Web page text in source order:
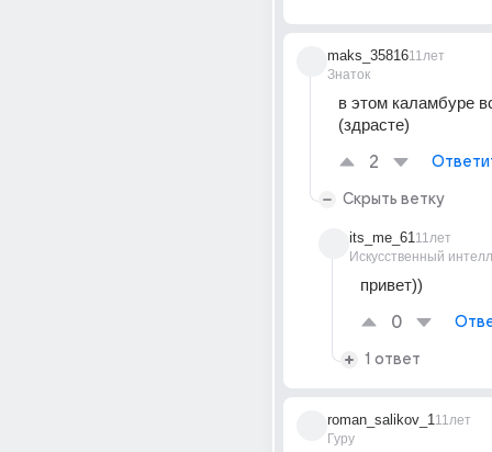
maks_35816
Знаток
11лет
в этом каламбуре
(здрасте)
2
Скрыть ветку
its_me_61
Искусственный
11лет
привет))
0
1 ответ
roman_salikov_1
Гуру
11лет